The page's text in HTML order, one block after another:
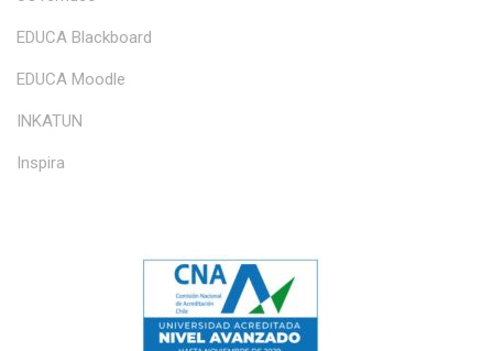
EDUCA Blackboard
EDUCA Moodle
INKATUN
Inspira